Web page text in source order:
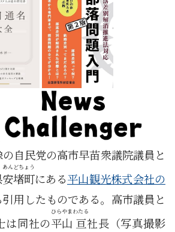
自民党の高市早苗衆議院議員と
安堵町
あんどちょう
にある平山観光株式会社の
用したものである。高市議員と
は同社の平山
ひらやま
亘
わたる
社長（写真撮影